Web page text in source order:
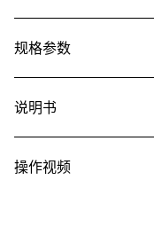
规格参数
说明书
操作视频